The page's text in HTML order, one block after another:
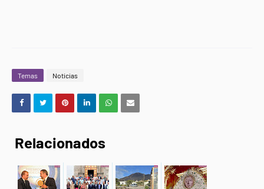
Temas Noticias
Relacionados